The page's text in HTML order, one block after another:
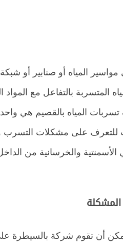
المياه أو صنابير أو
المتسربة بالتفاعل مع
المياه بالقصيم هي
على مشكلات التسرب
والخرسانية من
أن تقوم شركة بالسيطرة على